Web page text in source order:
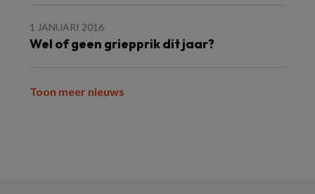
1 JANUARI 2016
Wel of geen griepprik dit jaar?
Toon meer nieuws